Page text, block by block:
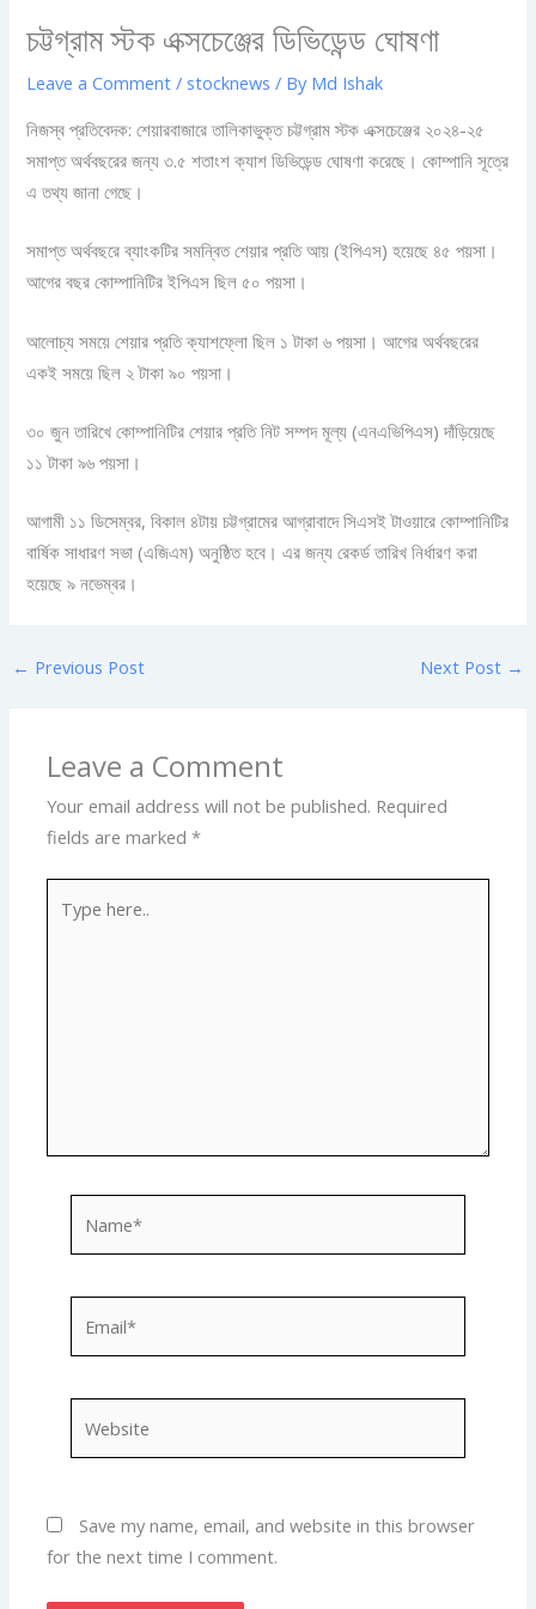
চট্টগ্রাম স্টক এক্সচেঞ্জের ডিভিডেন্ড ঘোষণা
Leave a Comment / stocknews / By Md Ishak
নিজস্ব প্রতিবেদক: শেয়ারবাজারে তালিকাভুক্ত চট্টগ্রাম স্টক এক্সচেঞ্জের ২০২৪-২৫
সমাপ্ত অর্থবছরের জন্য ৩.৫ শতাংশ ক্যাশ ডিভিডেন্ড ঘোষণা করেছে। কোম্পানি সূত্রে
এ তথ্য জানা গেছে।
সমাপ্ত অর্থবছরে ব্যাংকটির সমন্বিত শেয়ার প্রতি আয় (ইপিএস) হয়েছে ৪৫ পয়সা।
আগের বছর কোম্পানিটির ইপিএস ছিল ৫০ পয়সা।
আলোচ্য সময়ে শেয়ার প্রতি ক্যাশফ্লো ছিল ১ টাকা ৬ পয়সা। আগের অর্থবছরের
একই সময়ে ছিল ২ টাকা ৯০ পয়সা।
৩০ জুন তারিখে কোম্পানিটির শেয়ার প্রতি নিট সম্পদ মূল্য (এনএভিপিএস) দাঁড়িয়েছে
১১ টাকা ৯৬ পয়সা।
আগামী ১১ ডিসেম্বর, বিকাল ৪টায় চট্টগ্রামের আগ্রাবাদে সিএসই টাওয়ারে কোম্পানিটির
বার্ষিক সাধারণ সভা (এজিএম) অনুষ্ঠিত হবে। এর জন্য রেকর্ড তারিখ নির্ধারণ করা
হয়েছে ৯ নভেম্বর।
← Previous Post Next Post →
Leave a Comment
Your email address will not be published. Required
fields are marked*
here..
Save my name, email, and website in this browser
for the next time I comment.